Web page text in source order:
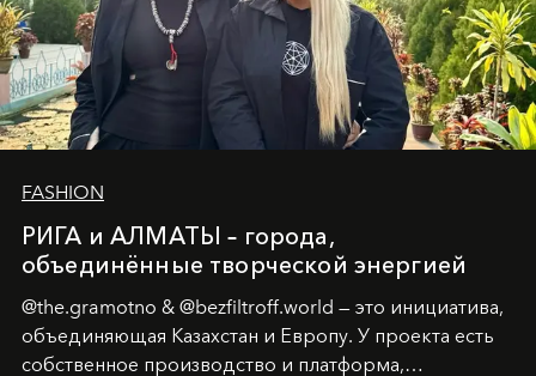
FASHION
РИГА и АЛМАТЫ – города,
объединённые творческой энергией
@the.gramotno & @bezfiltroff.world — это инициатива,
объединяющая Казахстан и Европу. У проекта есть
собственное производство и платформа,